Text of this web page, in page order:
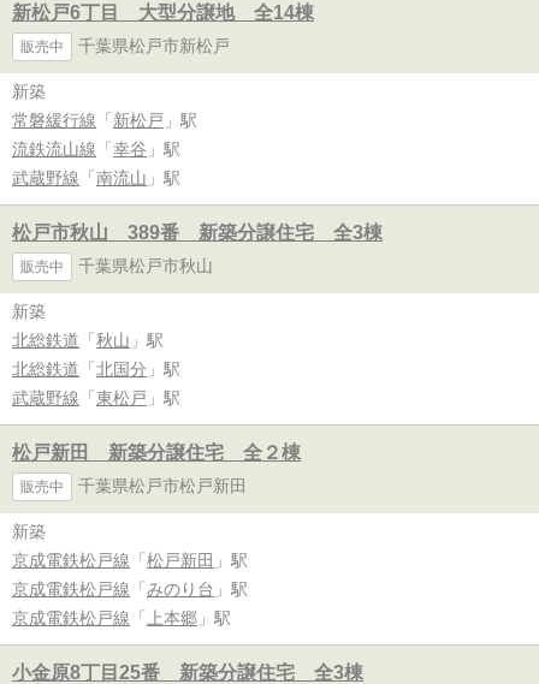
新松戸6丁目 大型分譲地 全14棟
販売中 千葉県松戸市新松戸
新築
常磐緩行線 「 新松戸 」駅
流鉄流山線 「 幸谷 」駅
武蔵野線 「 南流山 」駅
松戸市秋山 389番 新築分譲住宅 全3棟
販売中 千葉県松戸市秋山
新築
北総鉄道 「 秋山 」駅
北総鉄道 「 北国分 」駅
武蔵野線 「 東松戸 」駅
松戸新田 新築分譲住宅 全２棟
販売中 千葉県松戸市松戸新田
新築
京成電鉄松戸線 「 松戸新田 」駅
京成電鉄松戸線 「 みのり台 」駅
京成電鉄松戸線 「 上本郷 」駅
小金原8丁目25番 新築分譲住宅 全3棟